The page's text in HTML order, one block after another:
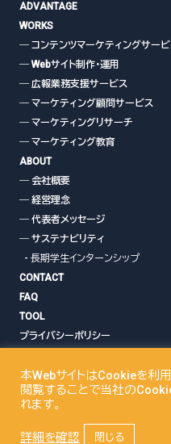
ADVANTAGE
WORKS
― コンテンツマーケティングサー
― Webサイト制作・運用
― 広報業務支援サービス
― マーケティング顧問サービス
― マーケティングリサーチ
― マーケティング教育
ABOUT
― 会社概要
― 経営理念
― 代表者メッセージ
― サステナビリティ
- 長期学生インターンシップ
CONTACT
FAQ
TOOL
プライバシーポリシー
本WebサイトはCookieを利
閲覧することで当社の
れます。
詳細を確認 閉じる